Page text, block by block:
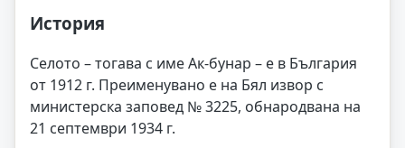
История
Селото – тогава с име Ак-бунар – е в България
от 1912 г. Преименувано е на Бял извор с
министерска заповед № 3225, обнародвана на
21 септември 1934 г.